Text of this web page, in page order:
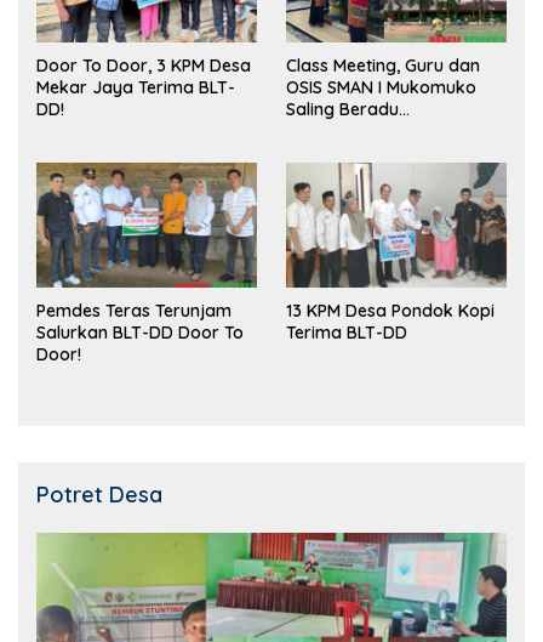
Door To Door, 3 KPM Desa
Mekar Jaya Terima BLT-
DD!
Class Meeting, Guru dan
OSIS SMAN I Mukomuko
Saling Beradu
Pemdes Teras Terunjam
Salurkan BLT-DD Door To
Door!
13 KPM Desa Pondok Kopi
Terima BLT-DD
Potret Desa